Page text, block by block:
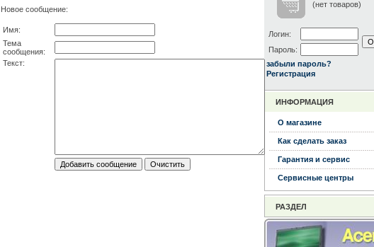
Новое сообщение:
Имя:
Тема
сообщения:
Текст:
(нет товаров)
Логин:
Пароль:
забыли пароль?
Регистрация
ИНФОРМАЦИЯ
О магазине
Как сделать заказ
Гарантия и сервис
Сервисные центры
РАЗДЕЛ